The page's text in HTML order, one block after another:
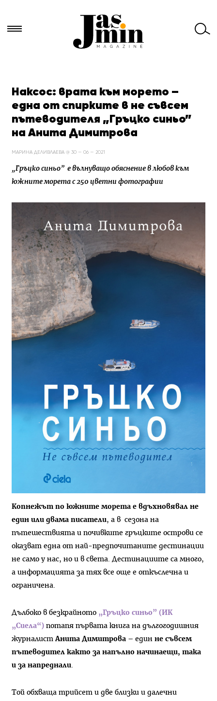
за:Наксос: врата към морето –
една от спирките в не съвсем
пътеводителя „Гръцко синьо”
на Анита Димитрова
МАРИНА ДЕЛИВЛАЕВА @ 30 — 06 — 2021
„Гръцко синьо” е вълнуващо обяснение в любов към
южните морета с 250 цветни фотографии
Копнежът по южните морета е вдъхновявал не
един или двама писатели, а в сезона на
пътешествията и почивките гръцките острови се
оказват една от най-предпочитаните дестинации
не само у нас, но и в света. Дестинациите са много,
а информацията за тях все още е откъслечна и
ограничена.
Дълбоко в безкрайното „Гръцко синьо” (ИК
„Сиела“) потапя първата книга на дългогодишния
журналистАнита Димитрова – един не съвсем
пътеводител както за напълно начинаещи, така
и за напреднали.
Toй обхваща трийсет и две близки и далечни